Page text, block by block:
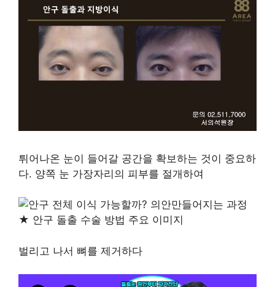
튀어나온 눈이 들어갈 공간을 확보하는 것이 중요하
다. 양쪽 눈 가장자리의 피부를 절개하여
벌리고 나서 뼈를 제거하다